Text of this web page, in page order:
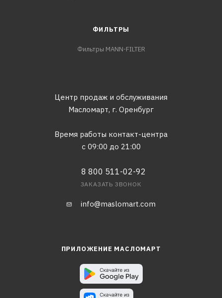
ФИЛЬТРЫ
Фильтры MANN-FILTER
Центр продаж и обслуживания
Масломарт, г. Оренбург
Время работы контакт-центра
с 09:00 до 21:00
8 800 511-02-92
ЗАКАЗАТЬ ЗВОНОК
info@maslomart.com
ПРИЛОЖЕНИЕ МАСЛОМАРТ